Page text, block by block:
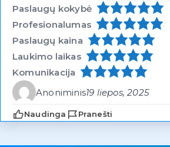
Paslaugų kokybė
Profesionalumas
Paslaugų kaina
Laukimo laikas
Komunikacija
Anoniminis19 liepos, 2025
Naudinga Pranešti